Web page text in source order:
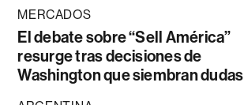
MERCADOS
El debate sobre “Sell América”
resurge tras decisiones de
Washington que siembran dudas